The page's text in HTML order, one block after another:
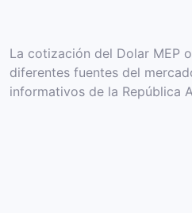
La cotización del Dolar MEP
diferentes fuentes del
informativos de la República